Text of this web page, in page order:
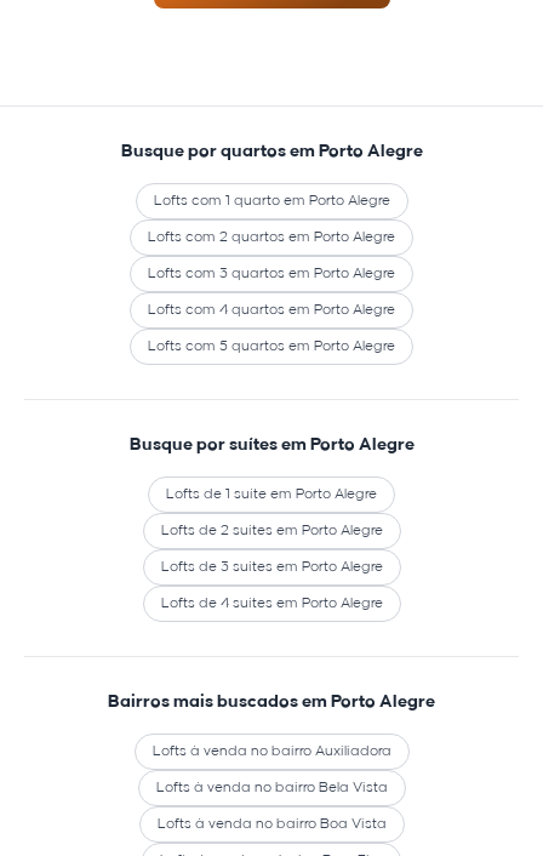
Busque por quartos em Porto Alegre
Lofts com 1 quarto em Porto Alegre
Lofts com 2 quartos em Porto Alegre
Lofts com 3 quartos em Porto Alegre
Lofts com 4 quartos em Porto Alegre
Lofts com 5 quartos em Porto Alegre
Busque por suítes em Porto Alegre
Lofts de 1 suíte em Porto Alegre
Lofts de 2 suítes em Porto Alegre
Lofts de 3 suítes em Porto Alegre
Lofts de 4 suítes em Porto Alegre
Bairros mais buscados em Porto Alegre
Lofts à venda no bairro Auxiliadora
Lofts à venda no bairro Bela Vista
Lofts à venda no bairro Boa Vista